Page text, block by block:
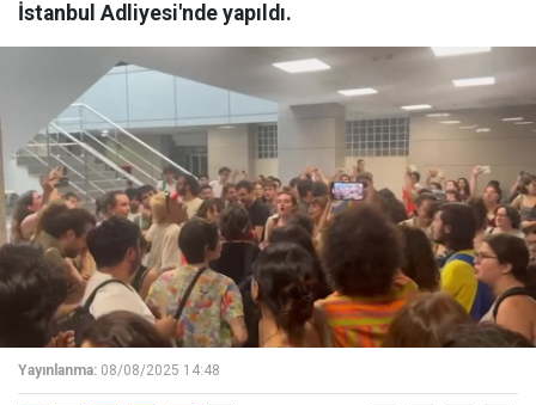
İstanbul Adliyesi'nde yapıldı.
Yayınlanma: 08/08/2025 14:48